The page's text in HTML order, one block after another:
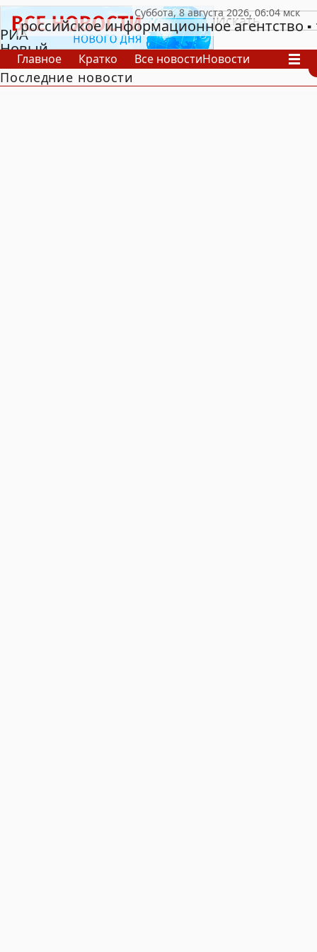
РИА
Новый
День
российское информационное агентство
Главное Кратко Все новостиНовости
В России
В мире
Последние новости